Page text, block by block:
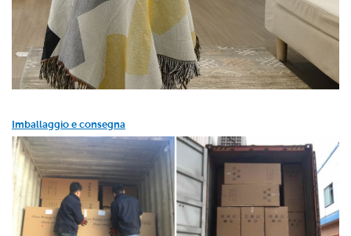
Imballaggio e consegna